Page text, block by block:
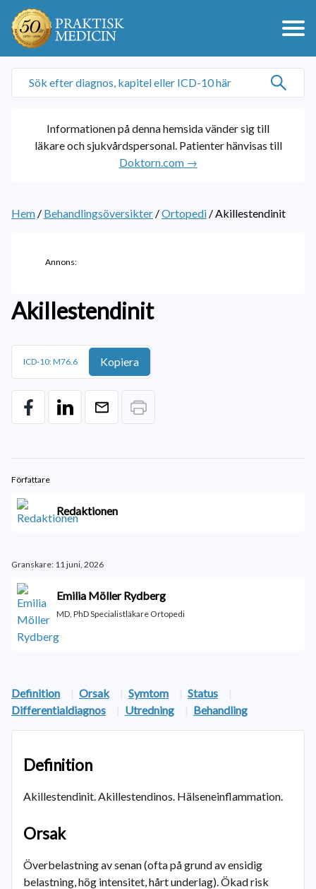
Informationen på denna hemsida vänder sig till
läkare och sjukvårdspersonal. Patienter hänvisas till
Doktorn.com →
Hem / Behandlingsöversikter /Ortopedi /Akillestendinit
Annons:
Akillestendinit
ICD-10: M76.6 Kopiera
Författare
Redaktionen
Granskare: 11 juni, 2026
Emilia Möller Rydberg
MD, PhD Specialistläkare Ortopedi
Definition | Orsak | Symtom | Status
|
Differentialdiagnos
| Utredning | Behandling
Definition
Akillestendinit. Akillestendinos. Hälseneinflammation.
Orsak
Överbelastning av senan (ofta på grund av ensidig
belastning, hög intensitet, hårt underlag). Ökad risk